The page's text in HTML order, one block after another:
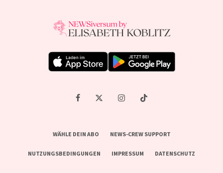
WÄHLE DEIN ABO NEWS-CREW SUPPORT
NUTZUNGSBEDINGUNGEN IMPRESSUM DATENSCHUTZ